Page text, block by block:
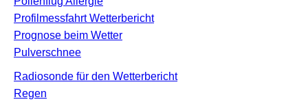
Profilmessfahrt Wetterbericht
Prognose beim Wetter
Pulverschnee
Radiosonde für den Wetterbericht
Regen